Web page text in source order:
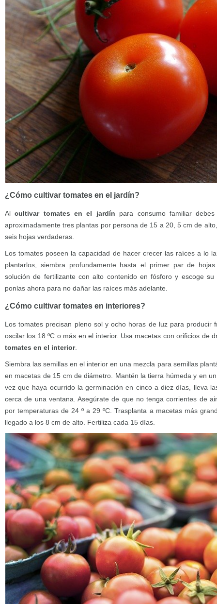
¿Cómo cultivar tomates en el jardín?
Alcultivar tomates en el jardín para consumo familiar
aproximadamente tres plantas por persona de 15 a 20, 5 cm de
seis hojas verdaderas.
Los tomates poseen la capacidad de hacer crecer las raíces a lo
plantarlos, siembra profundamente hasta el primer par de
solución de fertilizante con alto contenido en fósforo y escoge
ponlas ahora para no dañar las raíces más adelante.
¿Cómo cultivar tomates en interiores?
Los tomates precisan pleno sol y ocho horas de luz para producir
oscilar los 18 ºC o más en el interior. Usa macetas con orificios de
tomates en el interior.
Siembra las semillas en el interior en una mezcla para semillas
en macetas de 15 cm de diámetro. Mantén la tierra húmeda y en
vez que haya ocurrido la germinación en cinco a diez días, lleva
cerca de una ventana. Asegúrate de que no tenga corrientes de
por temperaturas de 24 º a 29 ºC. Trasplanta a macetas más
llegado a los 8 cm de alto. Fertiliza cada 15 días.